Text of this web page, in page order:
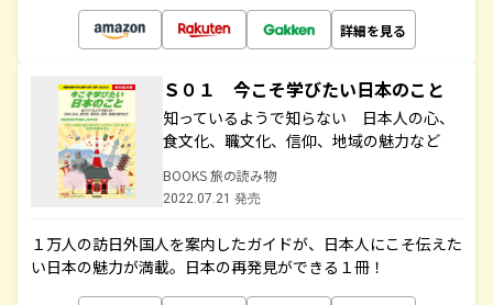
詳細を見る
Ｓ０１ 今こそ学びたい日本のこと
知っているようで知らない 日本人の心、
食文化、職文化、信仰、地域の魅力など
BOOKS 旅の読み物
2022.07.21 発売
１万人の訪日外国人を案内したガイドが、日本人にこそ伝えた
い日本の魅力が満載。日本の再発見ができる１冊！